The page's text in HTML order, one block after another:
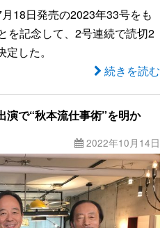
18日発売の2023年33号をも
を記念して、2号連続で読切2
した。
続きを読む
演で“秋本流仕事術”を明か
2022年10月14日